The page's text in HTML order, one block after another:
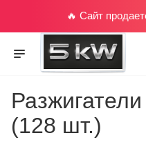
🔥 Сайт
(128 шт.)